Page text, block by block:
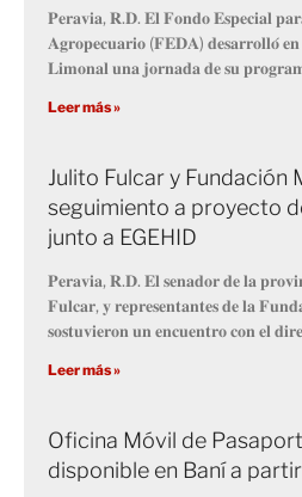
𝐏𝐞𝐫𝐚𝐯𝐢𝐚, 𝐑.𝐃. 𝐄𝐥 𝐅𝐨𝐧𝐝𝐨 𝐄𝐬𝐩𝐞𝐜𝐢𝐚𝐥
𝐀𝐠𝐫𝐨𝐩𝐞𝐜𝐮𝐚𝐫𝐢𝐨 (𝐅𝐄𝐃𝐀) 𝐝𝐞𝐬𝐚𝐫𝐫𝐨𝐥𝐥𝐨́ 𝐞𝐧
𝐋𝐢𝐦𝐨𝐧𝐚𝐥 𝐮𝐧𝐚 𝐣𝐨𝐫𝐧𝐚𝐝𝐚 𝐝𝐞 𝐬𝐮
Leer más »
Julito Fulcar y Fundación
seguimiento a proyecto
junto a EGEHID
𝐏𝐞𝐫𝐚𝐯𝐢𝐚, 𝐑.𝐃. 𝐄𝐥 𝐬𝐞𝐧𝐚𝐝𝐨𝐫 𝐝𝐞 𝐥𝐚
𝐅𝐮𝐥𝐜𝐚𝐫, 𝐲 𝐫𝐞𝐩𝐫𝐞𝐬𝐞𝐧𝐭𝐚𝐧𝐭𝐞𝐬 𝐝𝐞 𝐥𝐚
𝐬𝐨𝐬𝐭𝐮𝐯𝐢𝐞𝐫𝐨𝐧 𝐮𝐧 𝐞𝐧𝐜𝐮𝐞𝐧𝐭𝐫𝐨 𝐜𝐨𝐧 𝐞𝐥
Leer más »
Oficina Móvil de
disponible en Baní a